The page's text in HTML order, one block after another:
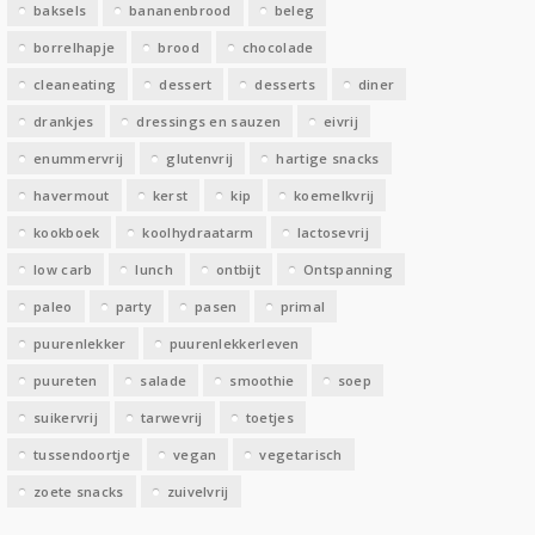
baksels bananenbrood beleg
borrelhapje brood chocolade
cleaneating dessert desserts diner
drankjes dressings en sauzen eivrij
enummervrij glutenvrij hartige snacks
havermout kerst kip koemelkvrij
kookboek koolhydraatarm lactosevrij
low carb lunch ontbijt Ontspanning
paleo party pasen primal
puurenlekker puurenlekkerleven
puureten salade smoothie soep
suikervrij tarwevrij toetjes
tussendoortje vegan vegetarisch
zoete snacks zuivelvrij